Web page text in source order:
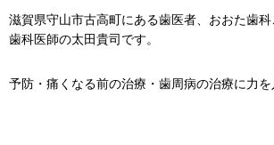
滋賀県守山市古高町にある歯医者、おおた歯
歯科医師の太田貴司です。
予防・痛くなる前の治療・歯周病の治療に力を